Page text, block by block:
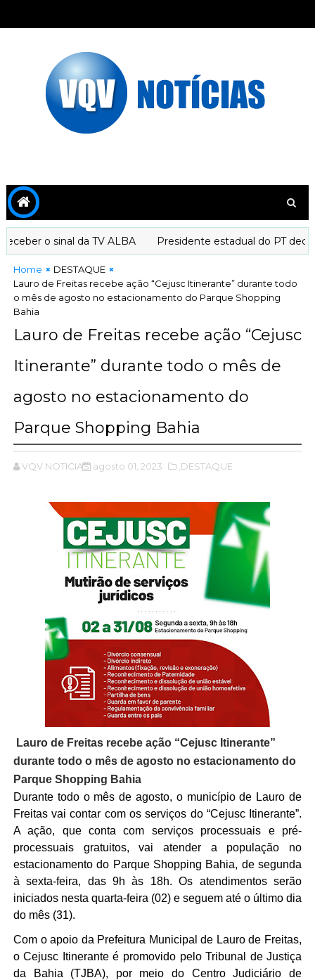
o sinal da TV ALBA Presidente estadual do PT
Home
DESTAQUE
Lauro de Freitas recebe ação “Cejusc Itinerante” durante todo
o mês de agosto no estacionamento do Parque Shopping
Bahia
Lauro de Freitas recebe ação “Cejusc
Itinerante” durante todo o mês de
agosto no estacionamento do
Parque Shopping Bahia
VQV NOTICIAS agosto 01, 2023 ,DESTAQUE
Lauro de Freitas recebe ação “Cejusc Itinerante”
durante todo o mês de agosto no estacionamento do
Parque Shopping Bahia
Durante todo o mês de agosto, o município de Lauro de
Freitas vai contar com os serviços do “Cejusc Itinerante”.
A ação, que conta com serviços processuais e pré-
processuais gratuitos, vai atender a população no
estacionamento do Parque Shopping Bahia, de segunda
à sexta-feira, das 9h às 18h. Os atendimentos serão
iniciados nesta quarta-feira (02) e seguem até o último dia
do mês (31).
Com o apoio da Prefeitura Municipal de Lauro de Freitas,
o Cejusc Itinerante é promovido pelo Tribunal de Justiça
da Bahia (TJBA), por meio do Centro Judiciário de